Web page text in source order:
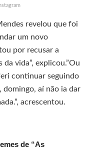
revelou que foi
um novo
por recusar a
da vida”, explicou.”Ou
continuar seguindo
domingo, aí não ia dar
acrescentou.
de “As